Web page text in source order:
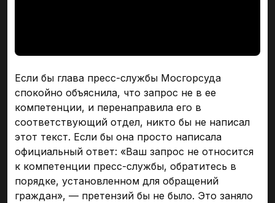
Если бы глава пресс-службы Мосгорсуда
спокойно объяснила, что запрос не в ее
компетенции, и перенаправила его в
соответствующий отдел, никто бы не написал
этот текст. Если бы она просто написала
официальный ответ: «Ваш запрос не относится
к компетенции пресс-службы, обратитесь в
порядке, установленном для обращений
граждан», — претензий бы не было. Это заняло